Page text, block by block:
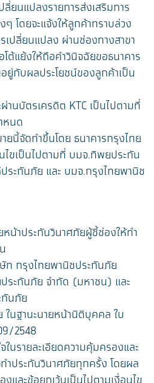
ลี่ยนแปลงรายการส่งเสริมการ
ๆ โดยจะแจ้งให้ลูกค้าทราบล่วง
ปลี่ยนแปลง ผ่านช่องทางสาขา
ต้แย้งให้ถือคำวินิจฉัยขอธนาคาร
กับผลประโยชน์ของลูกค้าเป็น
านบัตรเครดิต KTC เป็นไปตามที่
หนด
ยนี้จัดทำขึ้นโดย ธนาคารกรุงไทย
ขเป็นไปตามที่ บมจ.ทิพยประกัน
ะกันภัย และ บมจ.กรุงไทยพานิช
หน้าประกันวินาศภัยผู้ชี้ช่องให้ทำ
ท กรุงไทยพานิชประกันภัย
ะกันภัย จำกัด (มหาชน) และ
นภัย
ในฐานะนายหน้านิติบุคคล ใบ
2548
ในรายละเอียดความคุ้มครองและ
ำประกันวินาศภัยทุกครั้ง โดยผล